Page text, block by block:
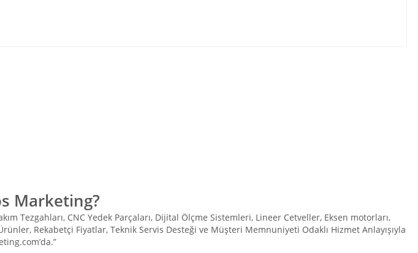
Marketing?
Tezgahları, CNC Yedek Parçaları, Dijital Ölçme Sistemleri, Lineer Cetveller, Eksen motorları,
Rekabetçi Fiyatlar, Teknik Servis Desteği ve Müşteri Memnuniyeti Odaklı Hizmet Anlayışıyla